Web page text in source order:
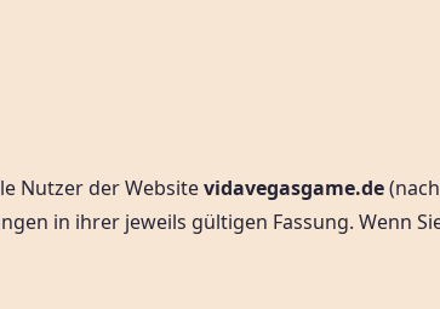
Nutzer der Websitevidavegasgame.de
in ihrer jeweils gültigen Fassung. Wenn